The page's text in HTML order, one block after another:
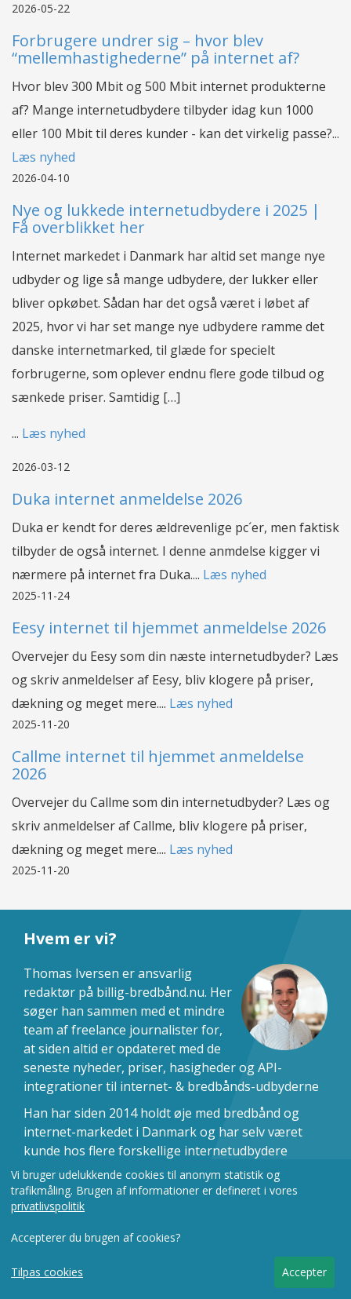
2026-05-22
Forbrugere undrer sig – hvor blev
“mellemhastighederne” på internet af?
Hvor blev 300 Mbit og 500 Mbit internet produkterne
af? Mange internetudbydere tilbyder idag kun 1000
eller 100 Mbit til deres kunder - kan det virkelig passe?...
Læs nyhed
2026-04-10
Nye og lukkede internetudbydere i 2025 |
Få overblikket her
Internet markedet i Danmark har altid set mange nye
udbyder og lige så mange udbydere, der lukker eller
bliver opkøbet. Sådan har det også været i løbet af
2025, hvor vi har set mange nye udbydere ramme det
danske internetmarked, til glæde for specielt
forbrugerne, som oplever endnu flere gode tilbud og
sænkede priser. Samtidig […]
... Læs nyhed
2026-03-12
Duka internet anmeldelse 2026
Duka er kendt for deres ældrevenlige pc´er, men faktisk
tilbyder de også internet. I denne anmdelse kigger vi
nærmere på internet fra Duka.... Læs nyhed
2025-11-24
Eesy internet til hjemmet anmeldelse 2026
Overvejer du Eesy som din næste internetudbyder? Læs
og skriv anmeldelser af Eesy, bliv klogere på priser,
dækning og meget mere.... Læs nyhed
2025-11-20
Callme internet til hjemmet anmeldelse
2026
Overvejer du Callme som din internetudbyder? Læs og
skriv anmeldelser af Callme, bliv klogere på priser,
dækning og meget mere.... Læs nyhed
2025-11-20
Hvem er vi?
Thomas Iversen er ansvarlig
redaktør på billig-bredbånd.nu. Her
søger han sammen med et mindre
team af freelance journalister for,
at siden altid er opdateret med de
seneste nyheder, priser, hasigheder og API-
integrationer til internet- & bredbånds-udbyderne
Han har siden 2014 holdt øje med bredbånd og
internet-markedet i Danmark og har selv været
kunde hos flere forskellige internetudbydere
igennem årene. Han har skrevet og udgivet flere
hundrede artikler om internet & bredbånd, både
her på siden og på medier som Jyllands Posten og
Vi bruger udelukkende cookies til anonym statistik og
trafikmåling. Brugen af informationer er defineret i vores
privatlivspolitik
Accepterer du brugen af cookies?
Tilpas cookies Accepter